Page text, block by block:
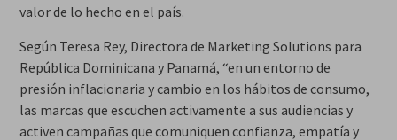
valor de lo hecho en el país.
Según Teresa Rey, Directora de Marketing Solutions para
República Dominicana y Panamá, “en un entorno de
presión inflacionaria y cambio en los hábitos de consumo,
las marcas que escuchen activamente a sus audiencias y
activen campañas que comuniquen confianza, empatía y